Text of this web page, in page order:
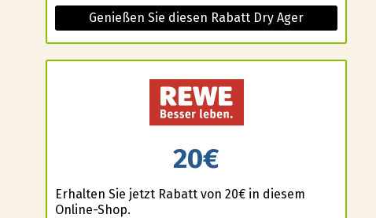
Genießen Sie diesen Rabatt Dry Ager
20€
Erhalten Sie jetzt Rabatt von 20€ in diesem
Online-Shop.